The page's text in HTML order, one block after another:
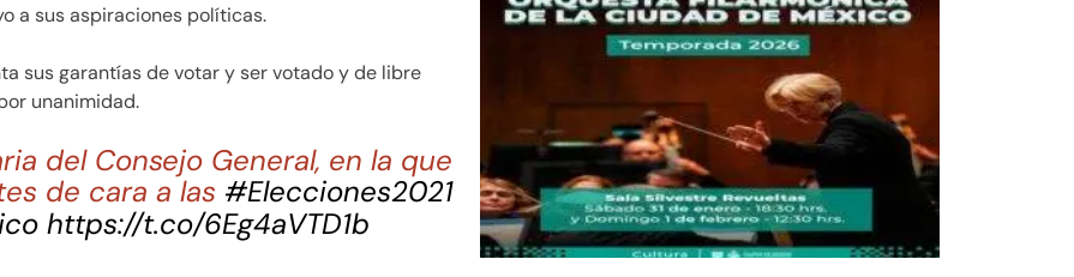
a sus aspiraciones políticas.
sus garantías de votar y ser votado y de libre
unanimidad.
del Consejo General, en la que
de cara a las #Elecciones2021
https://t.co/6Eg4aVTD1b